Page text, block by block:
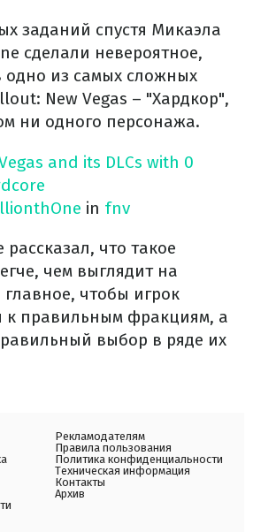
заданий спустя Микаэла
сделали невероятное,
одно из самых сложных
New Vegas – "Хардкор",
ни одного персонажа.
and its DLCs with 0
in fnv
что такое
чем выглядит на
чтобы игрок
к правильным фракциям, а
выбор в ряде их
Рекламодателям
Правила пользования
Политика конфиденциальности
Техническая информация
Контакты
Архив